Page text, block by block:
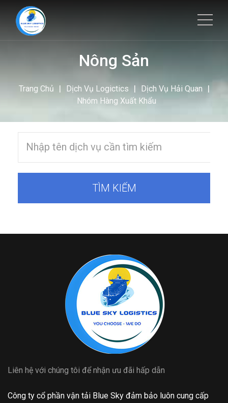
Nông Sản
Trang Chủ | Dịch Vụ Logictics | Dịch Vụ Hải Quan |
Nhóm Hàng Xuất Khẩu
TÌM KIẾM
Liên hệ với chúng tôi để nhận ưu đãi hấp dẫn
Công ty cổ phần vận tải Blue Sky đảm bảo luôn cung cấp